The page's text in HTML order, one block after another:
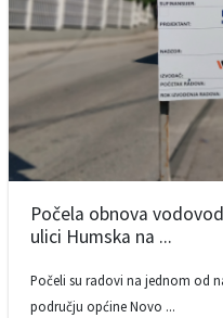
Počela obnova
ulici Humska na ...
Počeli su radovi na jednom od
području općine Novo ...